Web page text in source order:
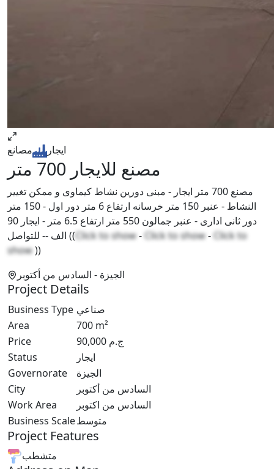
ايجار مصانع
مصنع للايجار 700 متر
مصنع 700 متر ايجار - مبنى دورين نشاط كيماوى و ممكن تغيير
النشاط - عنبر 150 متر خرسانه ارتفاع 6 متر دور اول - 150 متر
دور ثانى ادارى - عنبر جمالون 550 متر ارتفاع 6.5 متر - ايجار 90
الف -- للتواصل ((Click to show-Click to show-Click to
show))
الجيزة - السادس من أكتوبر
Project Details
Business Type صناعي
Area
700 m²
Price
90,000 ج.م
Status
ايجار
Governorate
الجيزة
City
السادس من أكتوبر
Work Area
السادس من اكتوبر
Business Scaleمتوسط
Project Features
متشطب